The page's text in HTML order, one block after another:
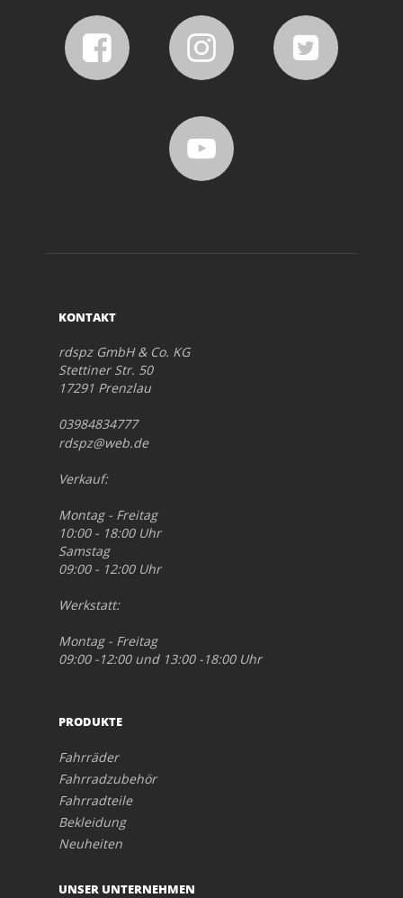
KONTAKT
rdspz GmbH & Co. KG
Stettiner Str. 50
17291 Prenzlau
03984834777
rdspz@web.de
Verkauf:
Montag - Freitag
10:00 - 18:00 Uhr
Samstag
09:00 - 12:00 Uhr
Werkstatt:
Montag - Freitag
09:00 -12:00 und 13:00 -18:00 Uhr
PRODUKTE
Fahrräder
Fahrradzubehör
Fahrradteile
Bekleidung
Neuheiten
UNSER UNTERNEHMEN